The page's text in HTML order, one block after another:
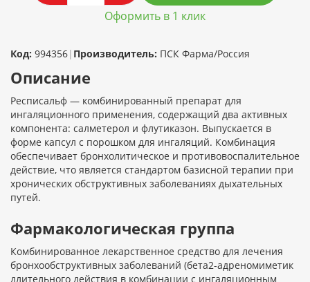
Оформить в 1 клик
Код: 994356| Производитель: ПСК Фарма/Россия
Описание
Респисальф — комбинированный препарат для
ингаляционного применения, содержащий два активных
компонента: салметерол и флутиказон. Выпускается в
форме капсул с порошком для ингаляций. Комбинация
обеспечивает бронхолитическое и противовоспалительное
действие, что является стандартом базисной терапии при
хронических обструктивных заболеваниях дыхательных
путей.
Фармакологическая группа
Комбинированное лекарственное средство для лечения
бронхообструктивных заболеваний (бета2-адреномиметик
длительного действия в комбинации с ингаляционным